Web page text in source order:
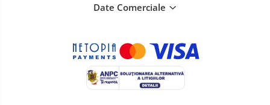
Date Comerciale